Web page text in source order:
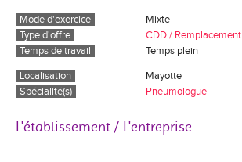
Mode d'exercice
Mixte
Type d'offre
CDD / Remplacement
Temps de travail
Temps plein
Localisation
Mayotte
Spécialité(s)
Pneumologue
L'établissement / L'entreprise